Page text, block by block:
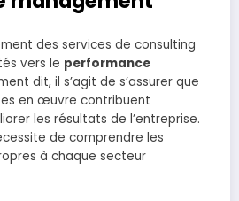
des services de consulting
vers le performance
dit, il s’agit de s’assurer que
en œuvre contribuent
les résultats de l’entreprise.
de comprendre les
à chaque secteur